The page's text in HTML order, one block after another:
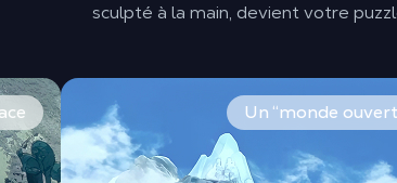
sculpté à la main, devient votre
pieds, gérez l’équilibre, lisez la fatigue
Un “monde
Climb-anywhere : fissures, surplombs,